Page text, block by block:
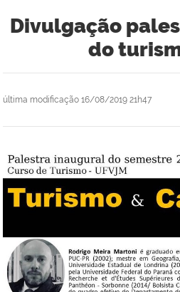
Divulgação
do
última modificação 16/08/2019 21h47